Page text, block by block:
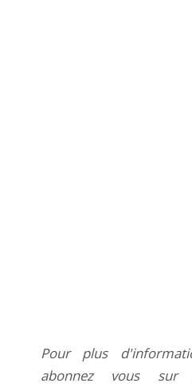
Pour plus
abonnez vous